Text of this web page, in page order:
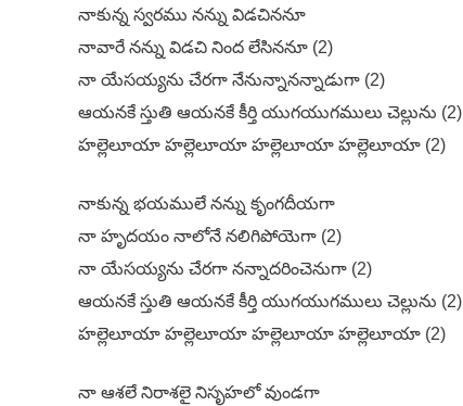
నాకున్న స్వరము నన్ను విడచిననూ
నావారే నన్ను విడచి నింద లేసిననూ (2)
నా యేసయ్యను చేరగా నేనున్నానన్నాడుగా (2)
ఆయనకే స్తుతి ఆయనకే కీర్తి యుగయుగములు చెల్లును (2)
హల్లెలూయా హల్లెలూయా హల్లెలూయా హల్లెలూయా (2)
నాకున్న భయములే నన్ను కృంగదీయగా
నా హృదయం నాలోనే నలిగిపోయెగా (2)
నా యేసయ్యను చేరగా నన్నాదరించెనుగా (2)
ఆయనకే స్తుతి ఆయనకే కీర్తి యుగయుగములు చెల్లును (2)
హల్లెలూయా హల్లెలూయా హల్లెలూయా హల్లెలూయా (2)
నా ఆశలే నిరాశలై నిసృహలో వుండగా